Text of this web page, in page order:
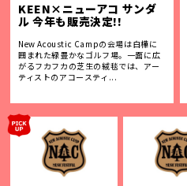
KEEN×ニューアコ サンダ
ル 今年も販売決定!!
New Acoustic Campの会場は白樺に
囲まれた緑豊かなゴルフ場。一面に広
がるフカフカの芝生の絨毯では、アー
ティストのアコースティ...